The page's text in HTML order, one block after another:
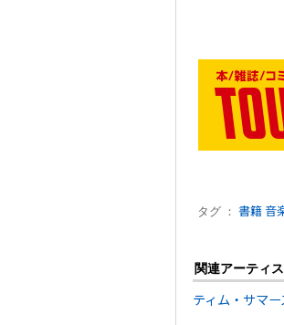
タグ ： 書籍 音
関連アーティ
ティム・サマー